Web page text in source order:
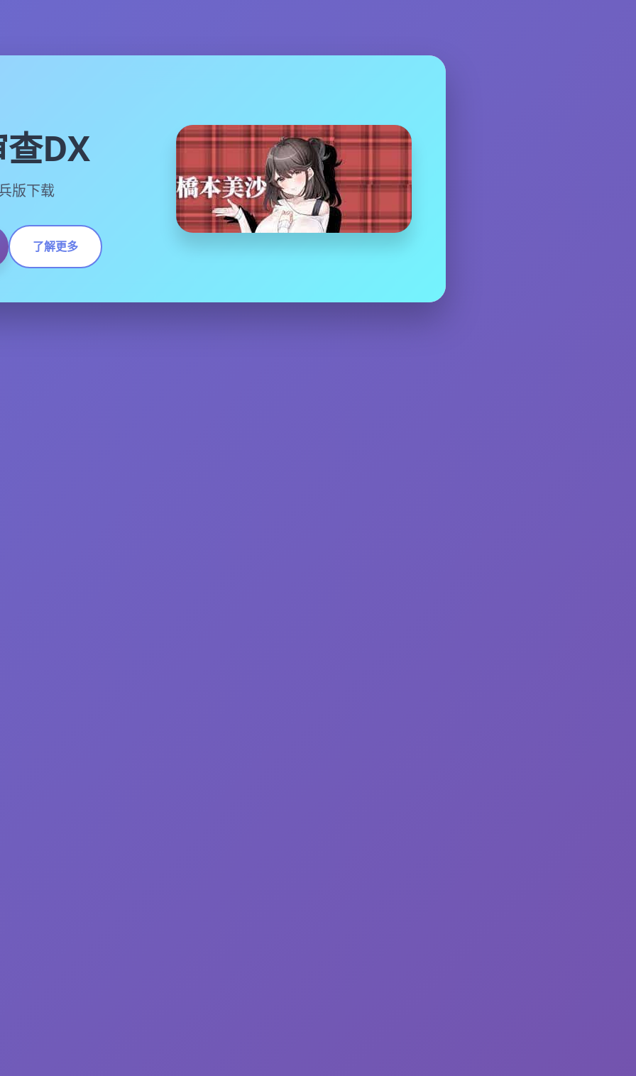
DX
版下载
了解更多